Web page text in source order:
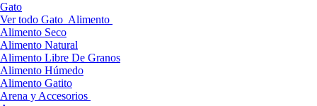
Gato
Ver todo Gato Alimento
Alimento Seco
Alimento Natural
Alimento Libre De Granos
Alimento Húmedo
Alimento Gatito
Arena y Accesorios